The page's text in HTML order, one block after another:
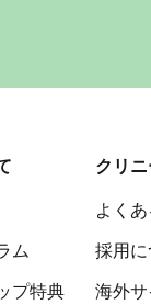
ム
プ特典
クリ
よく
採用に
海外サ